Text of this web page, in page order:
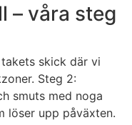
– våra steg
skick där vi
Steg 2:
smuts med noga
löser upp påväxten.